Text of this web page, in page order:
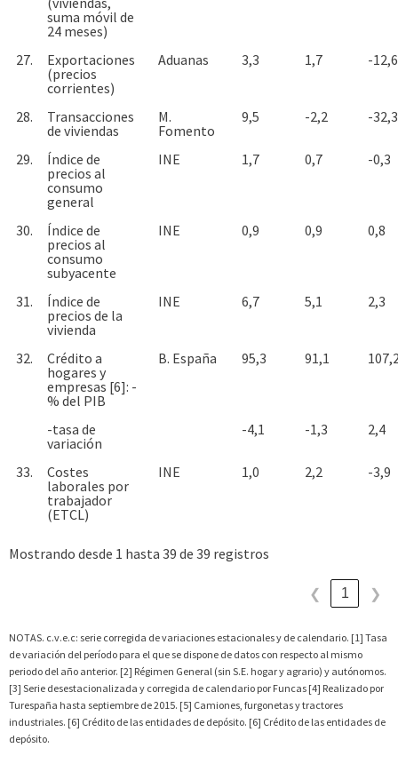
suma móvil de
24 meses)
27.
Exportaciones
(precios
corrientes)
Aduanas 3,3 1,7 -12,6
28.
Transacciones
de viviendas
M.
Fomento
9,5 -2,2 -32,3
29.
Índice de
precios al
consumo
general
INE 1,7 0,7 -0,3
30.
Índice de
precios al
consumo
subyacente
INE 0,9 0,9 0,8
31.
Índice de
precios de la
vivienda
INE 6,7 5,1 2,3
32.
Crédito a
hogares y
empresas [6]: -
% del PIB
B. España 95,3 91,1
-tasa de
variación
-4,1 -1,3 2,4
33.
Costes
laborales por
trabajador
(ETCL)
INE 1,0 2,2 -3,9
Mostrando desde 1 hasta 39 de 39 registros
❮ 1 ❯
NOTAS. c.v.e.c: serie corregida de variaciones estacionales y de calendario. [1] Tasa
de variación del período para el que se dispone de datos con respecto al mismo
periodo del año anterior. [2] Régimen General (sin S.E. hogar y agrario) y autónomos.
[3] Serie desestacionalizada y corregida de calendario por Funcas [4] Realizado por
Turespaña hasta septiembre de 2015. [5] Camiones, furgonetas y tractores
industriales. [6] Crédito de las entidades de depósito. [6] Crédito de las entidades de
depósito.